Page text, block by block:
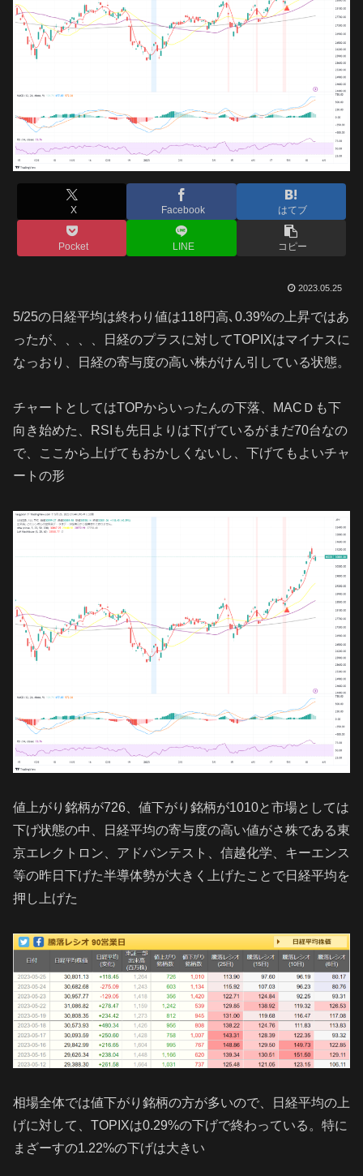
X Facebook はてブ
Pocket LINE コピー
2023.05.25
5/25の日経平均は終わり値は118円高､0.39%の上昇ではあ
ったが、、、、日経のプラスに対してTOPIXはマイナスに
なっおり、日経の寄与度の高い株がけん引している状態。
チャートとしてはTOPからいったんの下落、MACＤも下
向き始めた、RSIも先日よりは下げているがまだ70台なの
で、ここから上げてもおかしくないし、下げてもよいチャ
ートの形
値上がり銘柄が726、値下がり銘柄が1010と市場としては
下げ状態の中、日経平均の寄与度の高い値がさ株である東
京エレクトロン、アドバンテスト、信越化学、キーエンス
等の昨日下げた半導体勢が大きく上げたことで日経平均を
押し上げた
相場全体では値下がり銘柄の方が多いので、日経平均の上
げに対して、TOPIXは0.29%の下げで終わっている。特に
まざーすの1.22%の下げは大きい